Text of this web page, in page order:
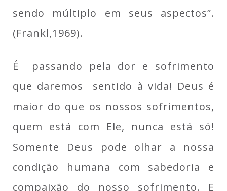
sendo múltiplo em seus aspectos”.
(Frankl,1969).
É passando pela dor e sofrimento
que daremos sentido à vida! Deus é
maior do que os nossos sofrimentos,
quem está com Ele, nunca está só!
Somente Deus pode olhar a nossa
condição humana com sabedoria e
compaixão do nosso sofrimento. E